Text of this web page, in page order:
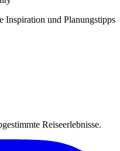
Inspiration und Planungstipps
Reiseerlebnisse.